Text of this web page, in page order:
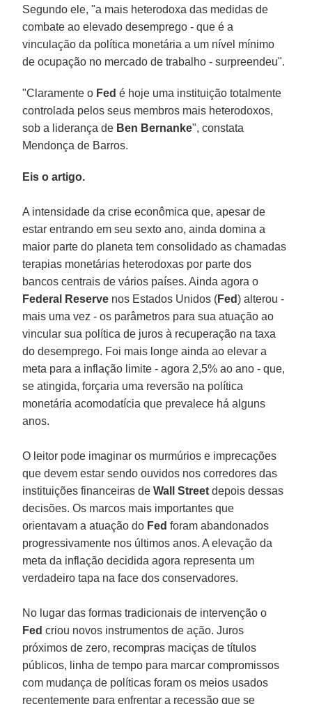
Segundo ele, "a mais heterodoxa das medidas de
combate ao elevado desemprego - que é a
vinculação da política monetária a um nível mínimo
de ocupação no mercado de trabalho - surpreendeu".
"Claramente o Fedé hoje uma instituição totalmente
controlada pelos seus membros mais heterodoxos,
sob a liderança de Ben Bernanke", constata
Mendonça de Barros.
Eis o artigo.
A intensidade da crise econômica que, apesar de
estar entrando em seu sexto ano, ainda domina a
maior parte do planeta tem consolidado as chamadas
terapias monetárias heterodoxas por parte dos
bancos centrais de vários países. Ainda agora o
Federal Reserve nos Estados Unidos (Fed) alterou -
mais uma vez - os parâmetros para sua atuação ao
vincular sua política de juros à recuperação na taxa
do desemprego. Foi mais longe ainda ao elevar a
meta para a inflação limite - agora 2,5% ao ano - que,
se atingida, forçaria uma reversão na política
monetária acomodatícia que prevalece há alguns
anos.
O leitor pode imaginar os murmúrios e imprecações
que devem estar sendo ouvidos nos corredores das
instituições financeiras deWall Street depois dessas
decisões. Os marcos mais importantes que
orientavam a atuação do Fedforam abandonados
progressivamente nos últimos anos. A elevação da
meta da inflação decidida agora representa um
verdadeiro tapa na face dos conservadores.
No lugar das formas tradicionais de intervenção o
Fedcriou novos instrumentos de ação. Juros
próximos de zero, recompras maciças de títulos
públicos, linha de tempo para marcar compromissos
com mudança de políticas foram os meios usados
recentemente para enfrentar a recessão que se